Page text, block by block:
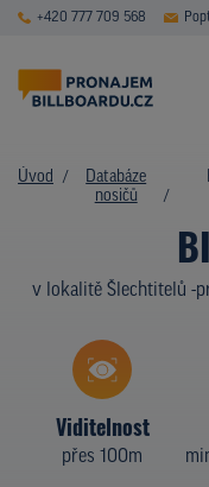
+420 777 709 568
Úvod
Databáze
nosičů
v lokalitě Šlechtitelů -
Viditelnost
přes 100m